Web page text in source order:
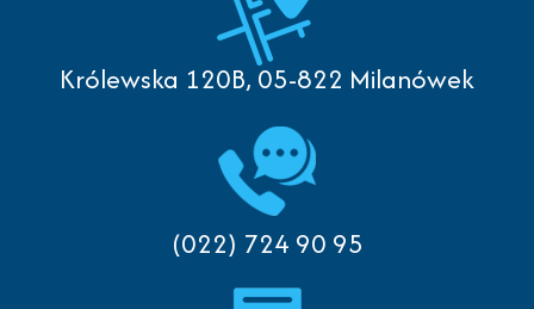
Królewska 120B, 05-822 Milanówek
(022) 724 90 95